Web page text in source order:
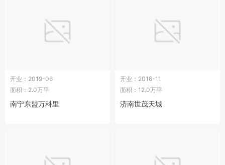
开业：2019-06
面积：2.0万平
南宁东盟万科里
开业：2016-11
面积：12.0万平
济南世茂天城